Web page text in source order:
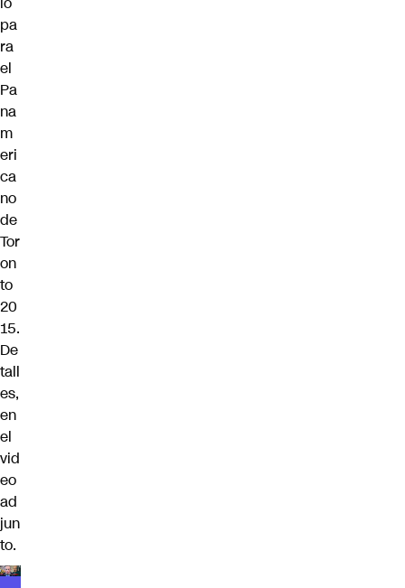
pa
ra
el
Pa
na
m
eri
ca
no
de
Tor
on
to
20
15.
De
tall
es,
en
el
vid
eo
ad
jun
to.